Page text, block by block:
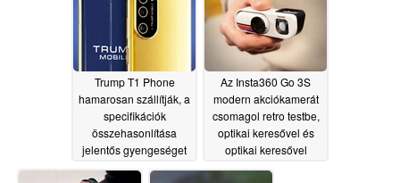
Trump T1 Phone
hamarosan szállítják, a
specifikációk
összehasonlítása
jelentős gyengeséget
mutat05/14/2026
Az Insta360 Go 3S
modern akciókamerát
csomagol retro testbe,
optikai keresővel és
optikai keresővel
05/14/2026